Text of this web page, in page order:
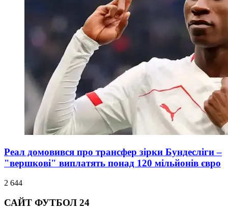
Реал домовився про трансфер зірки Бундесліги –
"вершкові" виплатять понад 120 мільйонів євро
2 644
САЙТ ФУТБОЛ 24